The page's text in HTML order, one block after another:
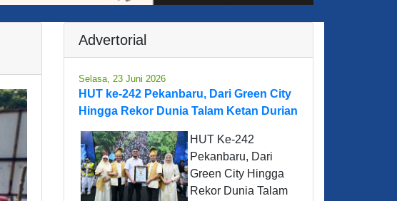
Advertorial
Selasa, 23 Juni 2026
HUT ke-242 Pekanbaru, Dari Green City
Hingga Rekor Dunia Talam Ketan Durian
HUT Ke-242
Pekanbaru, Dari
Green City Hingga
Rekor Dunia Talam